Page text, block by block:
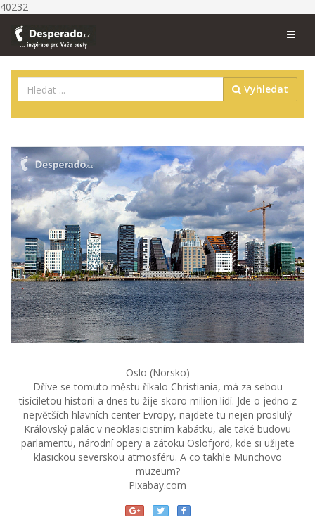
40232
Vyhledat
Oslo (Norsko)
Dříve se tomuto městu říkalo Christiania, má za sebou
tisíciletou historii a dnes tu žije skoro milion lidí. Jde o jedno z
největších hlavních center Evropy, najdete tu nejen proslulý
Královský palác v neoklasicistním kabátku, ale také budovu
parlamentu, národní opery a zátoku Oslofjord, kde si užijete
klasickou severskou atmosféru. A co takhle Munchovo
muzeum?
Pixabay.com